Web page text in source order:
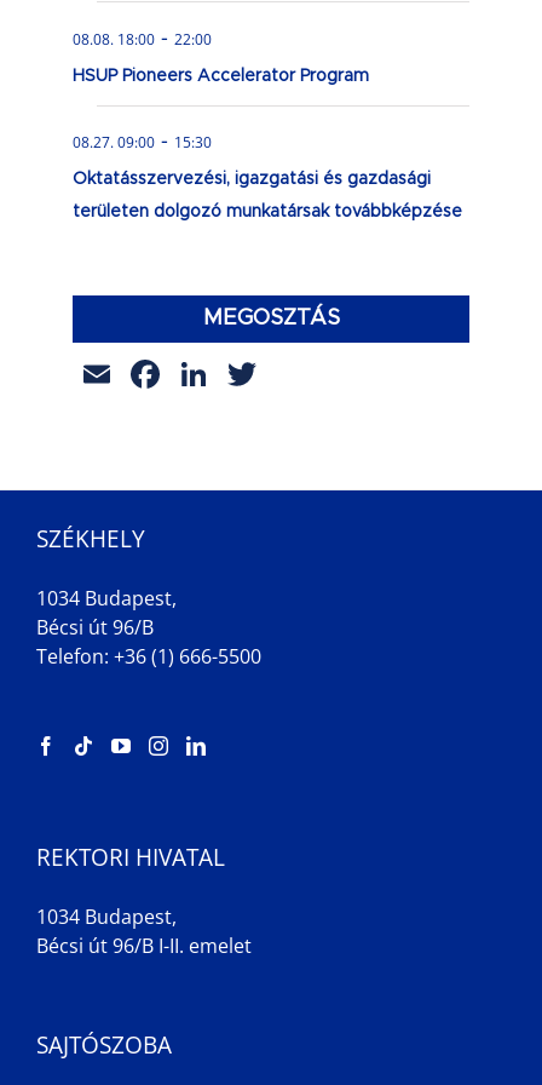
08.08. 18:00 - 22:00
HSUP Pioneers Accelerator Program
08.27. 09:00 - 15:30
Oktatásszervezési, igazgatási és gazdasági
területen dolgozó munkatársak továbbképzése
MEGOSZTÁS
EmailFacebook
LinkedIn
SZÉKHELY
1034 Budapest,
Bécsi út 96/B
Telefon: +36 (1) 666-5500
REKTORI HIVATAL
1034 Budapest,
Bécsi út 96/B I-II. emelet
SAJTÓSZOBA